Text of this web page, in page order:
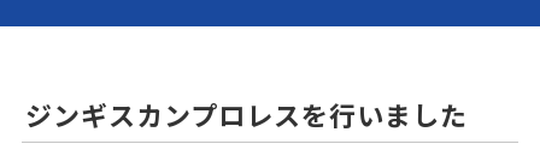
ジンギスカンプロレスを行いました